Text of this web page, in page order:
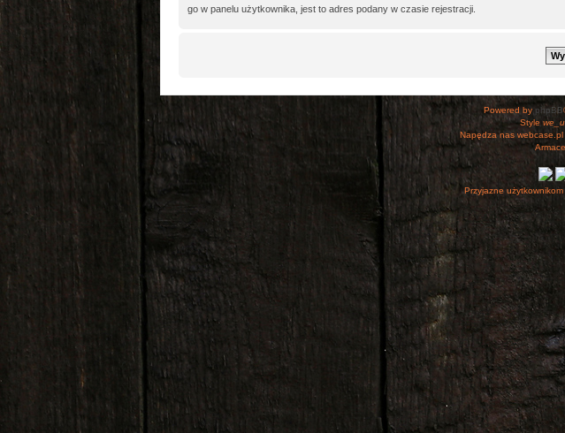
go w panelu użytkownika, jest to adres podany w czasie rejestracji.
Powered by phpBB
Style
Napędza nas webcase.pl
Przyjazne